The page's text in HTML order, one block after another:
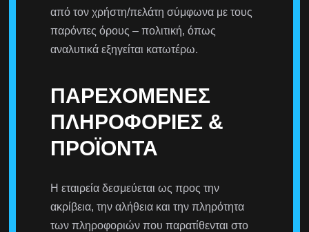
από τον χρήστη/πελάτη σύμφωνα με τους
παρόντες όρους – πολιτική, όπως
αναλυτικά εξηγείται κατωτέρω.
ΠΑΡΕΧΌΜΕΝΕΣ
ΠΛΗΡΟΦΟΡΊΕΣ &
ΠΡΟΪΌΝΤΑ
H εταιρεία δεσμεύεται ως προς την
ακρίβεια, την αλήθεια και την πληρότητα
των πληροφοριών που παρατίθενται στο